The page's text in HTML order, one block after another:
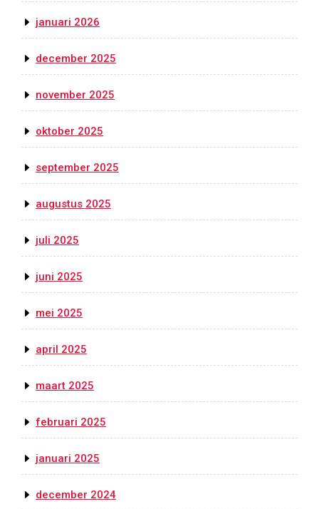
januari 2026
december 2025
november 2025
oktober 2025
september 2025
augustus 2025
juli 2025
juni 2025
mei 2025
april 2025
maart 2025
februari 2025
januari 2025
december 2024